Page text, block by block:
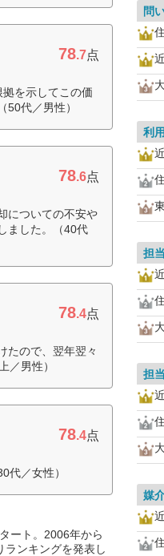
78.7点
を示してこの価
代／男性）
78.6点
についての不安や
ました。（40代
78.4点
たので、翌年翌々
／男性）
78.4点
代／女性）
ート。2006年から
ランキングを発表し
問
利
担
担
媒